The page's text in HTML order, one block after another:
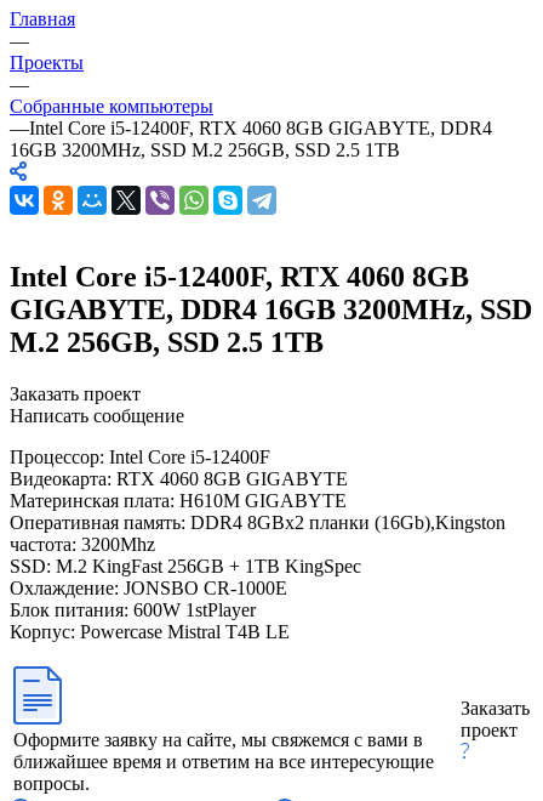
Главная
—
Проекты
—
Собранные компьютеры
—Intel Core i5-12400F, RTX 4060 8GB GIGABYTE, DDR4
16GB 3200MHz, SSD M.2 256GB, SSD 2.5 1TB
Intel Core i5-12400F, RTX 4060 8GB
GIGABYTE, DDR4 16GB 3200MHz, SSD
M.2 256GB, SSD 2.5 1TB
Заказать проект
Написать сообщение
Процессор: Intel Core i5-12400F
Видеокарта: RTX 4060 8GB GIGABYTE
Материнская плата: H610M GIGABYTE
Оперативная память: DDR4 8GBx2 планки (16Gb),Kingston
частота: 3200Mhz
SSD: M.2 KingFast 256GB + 1TB KingSpec
Охлаждение: JONSBO CR-1000E
Блок питания: 600W 1stPlayer
Корпус: Powercase Mistral T4B LE
Оформите заявку на сайте, мы свяжемся с вами в
ближайшее время и ответим на все интересующие
вопросы.
Заказать
проект